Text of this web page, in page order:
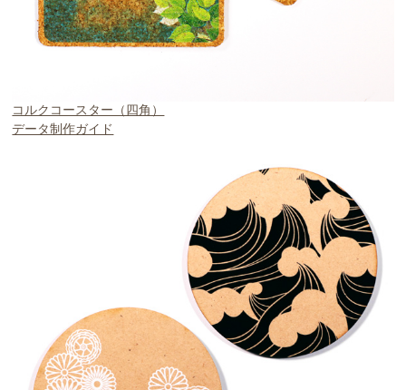
コルクコースター（四角）
データ制作ガイド